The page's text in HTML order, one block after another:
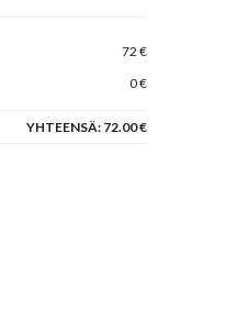
72 €
0 €
YHTEENSÄ: 72.00 €